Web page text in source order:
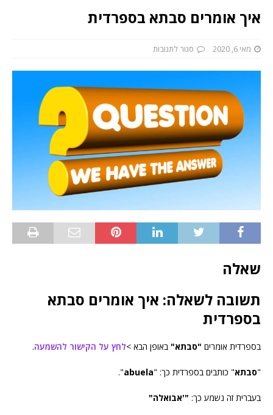
איך אומרים סבתא בספרדית
מאי 6, 2020 סגור לתגובות
שאלה
תשובה לשאלה: איך אומרים סבתא
בספרדית
בספרדית אומרים "סבתא" באופן הבא >לחץ על הקישור להשמעה.
"סבתא" כותבים בספרדית כך: "abuela
".
בעברית זה נשמע כך: "'אבואלה"